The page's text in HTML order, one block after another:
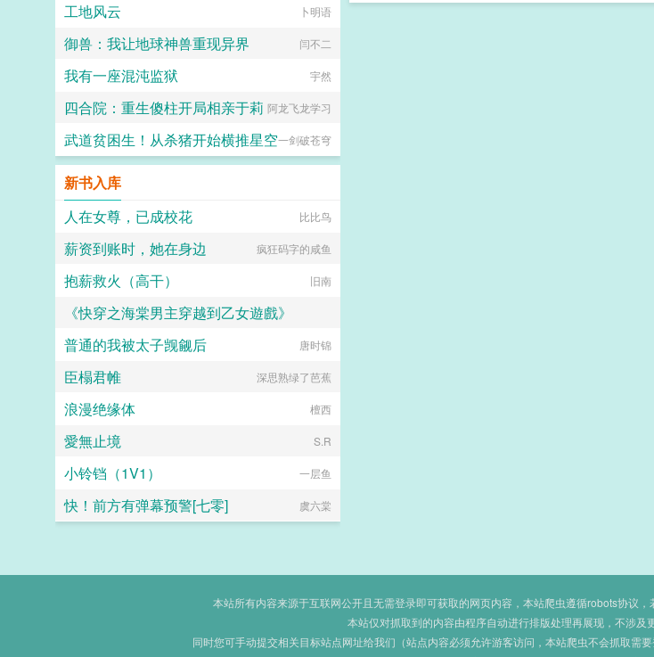
工地风云 卜明语
御兽：我让地球神兽重现异界 闫不二
我有一座混沌监狱 宇然
四合院：重生傻柱开局相亲于莉 阿龙飞龙学习
武道贫困生！从杀猪开始横推星空一剑破苍穹
新书入库
人在女尊，已成校花
比比鸟
薪资到账时，她在身边 疯狂码字的咸鱼
抱薪救火（高干） 旧南
《快穿之海棠男主穿越到乙女遊戲》
河神吃肉
普通的我被太子觊觎后 唐时锦
臣榻君帷 深思熟绿了芭蕉
浪漫绝缘体 檀西
愛無止境 S.R
小铃铛（1V1） 一层鱼
快！前方有弹幕预警[七零] 虞六棠
本站所有内容来源于互联网公开且无需登录即可获取的网页内容，本站爬虫遵循robots协议
本站仅对抓取到的内容由程序自动进行排版处理再展现，不涉及
同时您可手动提交相关目标站点网址给我们（站点内容必须允许游客访问，本站爬虫不会抓取需